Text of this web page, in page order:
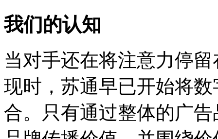
我们的认知
当对手还在将注意力停
现时，苏通早已开始将
合。只有通过整体的广